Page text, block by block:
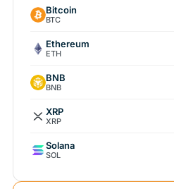
Bitcoin
BTC
Ethereum
ETH
BNB
BNB
XRP
XRP
Solana
SOL